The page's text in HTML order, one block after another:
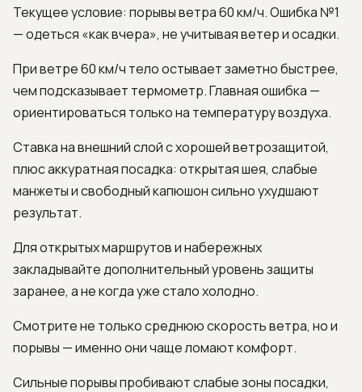
Текущее условие: порывы ветра 60 км/ч. Ошибка №1
— одеться «как вчера», не учитывая ветер и осадки.
При ветре 60 км/ч тело остывает заметно быстрее,
чем подсказывает термометр. Главная ошибка —
ориентироваться только на температуру воздуха.
Ставка на внешний слой с хорошей ветрозащитой,
плюс аккуратная посадка: открытая шея, слабые
манжеты и свободный капюшон сильно ухудшают
результат.
Для открытых маршрутов и набережных
закладывайте дополнительный уровень защиты
заранее, а не когда уже стало холодно.
Смотрите не только среднюю скорость ветра, но и
порывы — именно они чаще ломают комфорт.
Сильные порывы пробивают слабые зоны посадки,